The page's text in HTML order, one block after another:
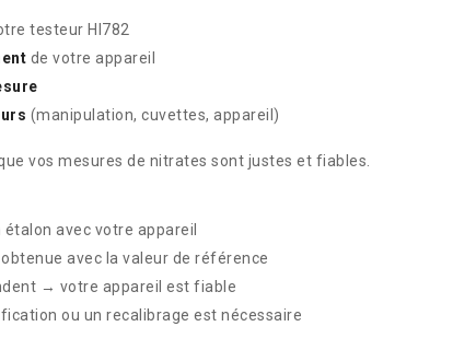
testeur HI782
de votre appareil
(manipulation, cuvettes, appareil)
vos mesures de nitrates sont justes et fiables.
avec votre appareil
avec la valeur de référence
→ votre appareil est fiable
ou un recalibrage est nécessaire